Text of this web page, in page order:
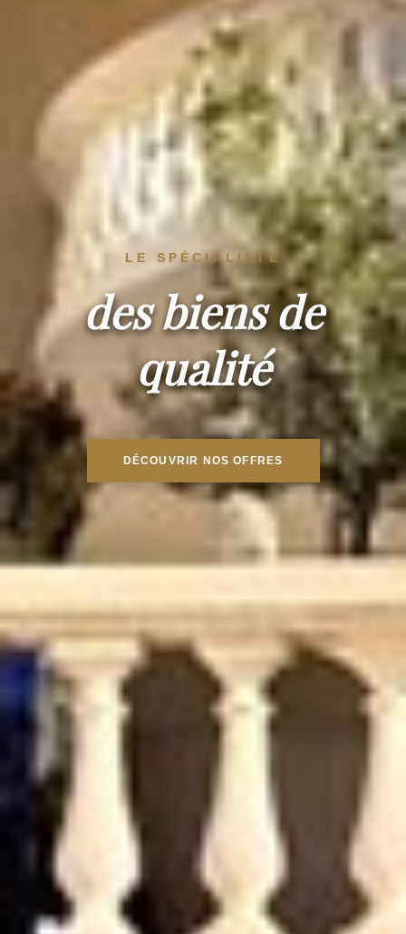
LE SPÉCIALISTE
des biens de
qualité
DÉCOUVRIR NOS OFFRES